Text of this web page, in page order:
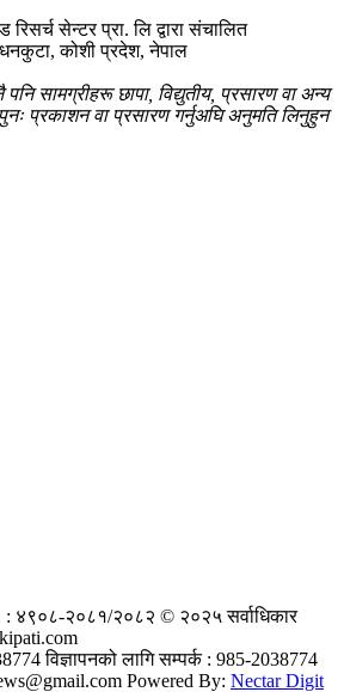
रिसर्च सेन्टर प्रा. लि द्वारा संचालित
कोशी प्रदेश, नेपाल
सामग्रीहरू छापा, विद्युतीय, प्रसारण वा अन्य
प्रकाशन वा प्रसारण गर्नुअघि अनुमति लिनुहुन
: ४९०८-२०८१/२०८२ © २०२५ सर्वाधिकार
विज्ञापनको लागि सम्पर्क : 985-2038774
Powered By: Nectar Digit